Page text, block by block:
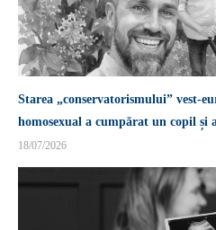
Starea „conservatorismului” vest-
homosexual a cumpărat un copil și
18/07/2026